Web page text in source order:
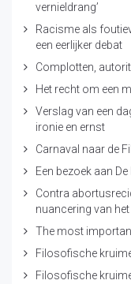
vernieldrang’
Racisme als
een eerlijker debat
Complotten,
Het recht om een
Verslag van een
ironie en ernst
Carnaval naar de
Een bezoek aan De
Contra
nuancering van
The most
Filosofische
Filosofische